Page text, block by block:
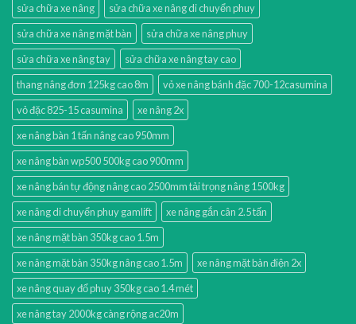
sửa chữa xe nâng
sửa chữa xe nâng di chuyển phuy
sửa chữa xe nâng mặt bàn
sửa chữa xe nâng phuy
sửa chữa xe nâng tay
sửa chữa xe nâng tay cao
thang nâng đơn 125kg cao 8m
vỏ xe nâng bánh đặc 700-12casumina
vỏ đặc 825-15 casumina
xe nâng 2x
xe nâng bàn 1 tấn nâng cao 950mm
xe nâng bàn wp500 500kg cao 900mm
xe nâng bán tự động nâng cao 2500mm tải trọng nâng 1500kg
xe nâng di chuyển phuy gamlift
xe nâng gắn cân 2.5 tấn
xe nâng mặt bàn 350kg cao 1.5m
xe nâng mặt bàn 350kg nâng cao 1.5m
xe nâng mặt bàn điện 2x
xe nâng quay đổ phuy 350kg cao 1.4 mét
xe nâng tay 2000kg càng rộng ac20m